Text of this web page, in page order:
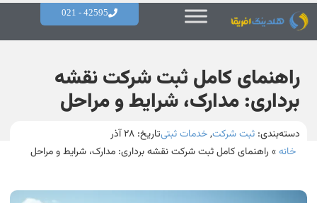
42595 - 021
راهنمای کامل ثبت شرکت نقشه
برداری: مدارک، شرایط و مراحل
دسته‌بندی: ثبت شرکت,خدمات ثبتیتاریخ:
خانه» راهنمای کامل ثبت شرکت نقشه برداری: مدارک، شرایط و مراحل